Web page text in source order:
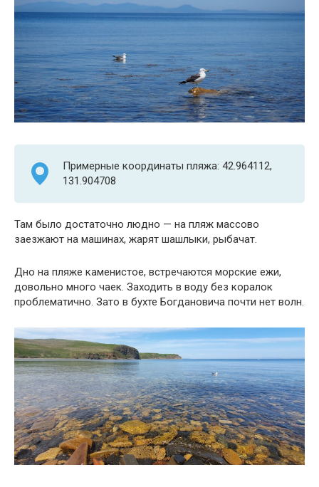
Примерные координаты пляжа: 42.964112,
131.904708
Там было достаточно людно — на пляж массово
заезжают на машинах, жарят шашлыки, рыбачат.
Дно на пляже каменистое, встречаются морские ежи,
довольно много чаек. Заходить в воду без коралок
проблематично. Зато в бухте Богдановича почти нет волн.